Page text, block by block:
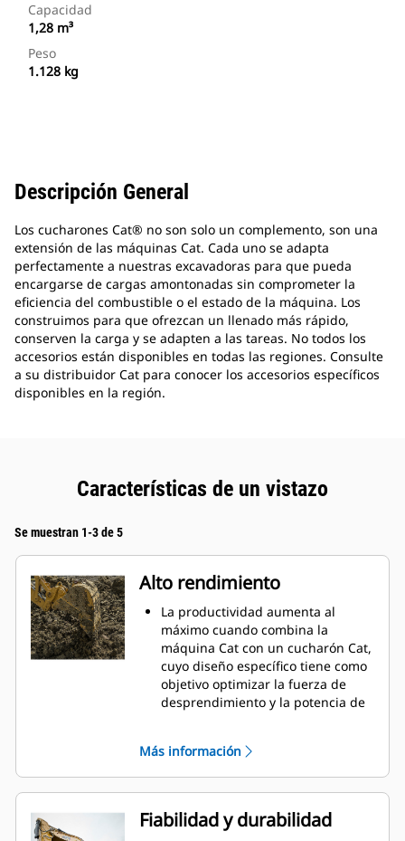
Capacidad
1,28 m³
Peso
1.128 kg
Descripción General
Los cucharones Cat® no son solo un complemento, son una
extensión de las máquinas Cat. Cada uno se adapta
perfectamente a nuestras excavadoras para que pueda
encargarse de cargas amontonadas sin comprometer la
eficiencia del combustible o el estado de la máquina. Los
construimos para que ofrezcan un llenado más rápido,
conserven la carga y se adapten a las tareas. No todos los
accesorios están disponibles en todas las regiones. Consulte
a su distribuidor Cat para conocer los accesorios específicos
disponibles en la región.
Características de un vistazo
Se muestran 1-3 de 5
Alto rendimiento
La productividad aumenta al
máximo cuando combina la
máquina Cat con un cucharón Cat,
cuyo diseño específico tiene como
objetivo optimizar la fuerza de
desprendimiento y la potencia de
radio mejora el flujo de material
hacia el cucharón. El espacio libre
del talón agregado asegura que la
parte inferior del cucharón no se
arrastre, lo que reduce los costos
Más información
Fiabilidad y durabilidad